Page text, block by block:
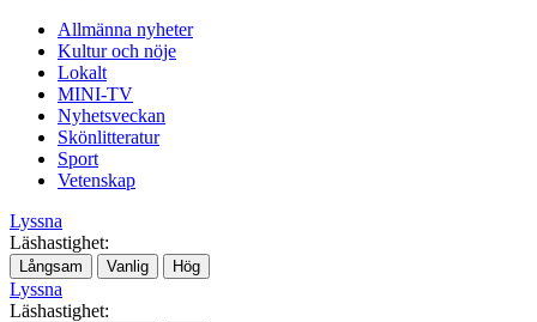
Allmänna nyheter
Kultur och nöje
Lokalt
MINI-TV
Nyhetsveckan
Skönlitteratur
Sport
Vetenskap
Lyssna
Läshastighet:
Långsam Vanlig Hög
Lyssna
Läshastighet: